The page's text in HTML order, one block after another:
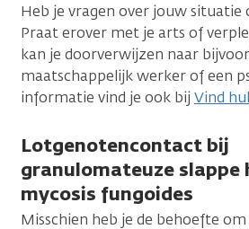
Heb je vragen over jouw situatie
Praat erover met je arts of
kan je doorverwijzen naar
maatschappelijk werker of een
informatie vind je ook bijVind
Lotgenotencontact bij
granulomateuze slappe
mycosis fungoides
Misschien heb je de behoefte